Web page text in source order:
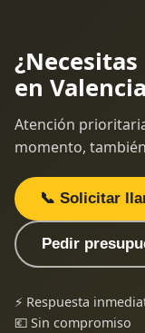
en
Atención
momento,
📞 Solicitar
Pedir
⚡ Respuesta
💶 Sin compromiso